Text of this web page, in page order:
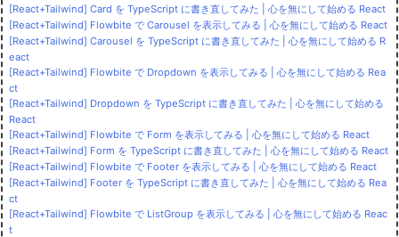
[React+Tailwind] Card を TypeScript に書き直してみた | 心を無にして始める React
[React+Tailwind] Flowbite で Carousel を表示してみる | 心を無にして始める React
[React+Tailwind] Carousel を TypeScript に書き直してみた | 心を無にして始める R
eact
[React+Tailwind] Flowbite で Dropdown を表示してみる | 心を無にして始める Rea
ct
[React+Tailwind] Dropdown を TypeScript に書き直してみた | 心を無にして始める
React
[React+Tailwind] Flowbite で Form を表示してみる | 心を無にして始める React
[React+Tailwind] Form を TypeScript に書き直してみた | 心を無にして始める React
[React+Tailwind] Flowbite で Footer を表示してみる | 心を無にして始める React
[React+Tailwind] Footer を TypeScript に書き直してみた | 心を無にして始める Rea
ct
[React+Tailwind] Flowbite で ListGroup を表示してみる | 心を無にして始める Reac
t